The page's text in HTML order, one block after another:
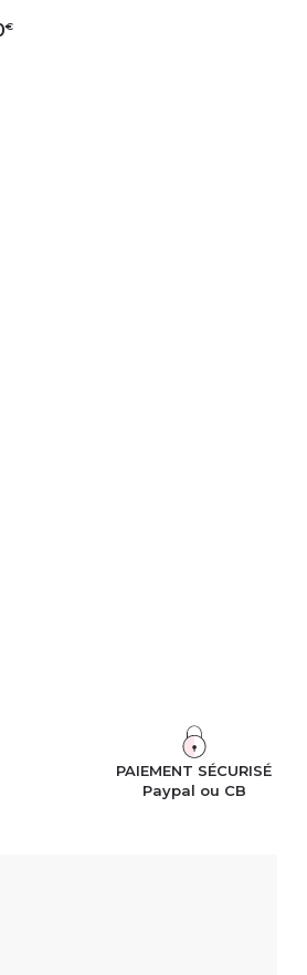
€
PAIEMENT SÉCURISÉ
Paypal ou CB